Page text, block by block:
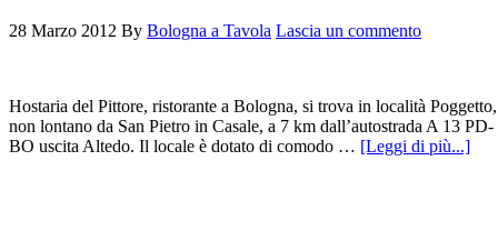
28 Marzo 2012 By Bologna a Tavola Lascia un commento
Hostaria del Pittore, ristorante a Bologna, si trova in località Poggetto,
non lontano da San Pietro in Casale, a 7 km dall’autostrada A 13 PD-
BO uscita Altedo. Il locale è dotato di comodo … [Leggi di più...]